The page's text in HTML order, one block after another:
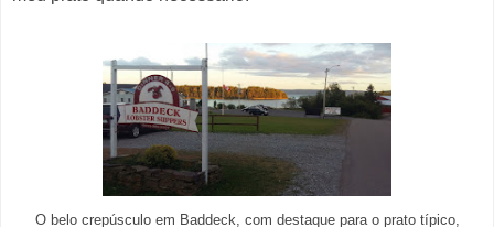
O belo crepúsculo em Baddeck, com destaque para o prato típico,